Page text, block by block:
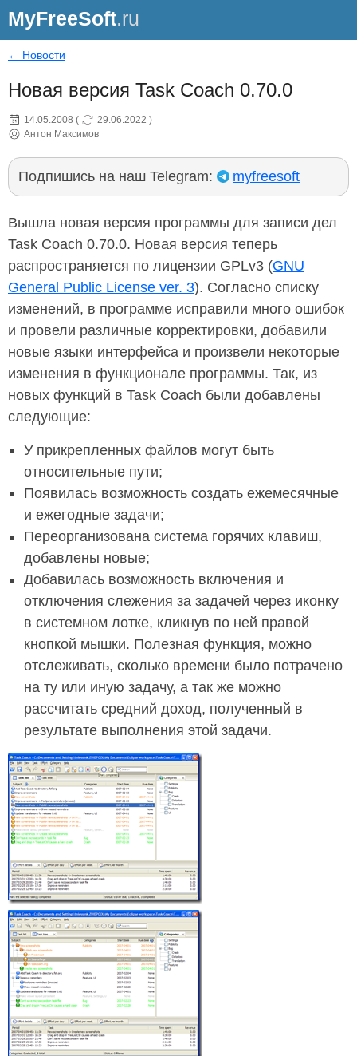
MyFreeSoft.ru
← Новости
Новая версия Task Coach 0.70.0
14.05.2008 ( 29.06.2022 )
Антон Максимов
Подпишись на наш Telegram: myfreesoft
Вышла новая версия программы для записи дел
Task Coach 0.70.0. Новая версия теперь
распространяется по лицензии GPLv3 (GNU
General Public License ver. 3). Согласно списку
изменений, в программе исправили много ошибок
и провели различные корректировки, добавили
новые языки интерфейса и произвели некоторые
изменения в функционале программы. Так, из
новых функций в Task Coach были добавлены
следующие:
У прикрепленных файлов могут быть
относительные пути;
Появилась возможность создать ежемесячные
и ежегодные задачи;
Переорганизована система горячих клавиш,
добавлены новые;
Добавилась возможность включения и
отключения слежения за задачей через иконку
в системном лотке, кликнув по ней правой
кнопкой мышки. Полезная функция, можно
отслеживать, сколько времени было потрачено
на ту или иную задачу, а так же можно
рассчитать средний доход, полученный в
результате выполнения этой задачи.